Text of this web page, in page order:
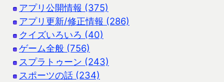
アプリ公開情報 (375)
アプリ更新/修正情報 (286)
クイズいろいろ (40)
ゲーム全般 (756)
スプラトゥーン (243)
スポーツの話 (234)